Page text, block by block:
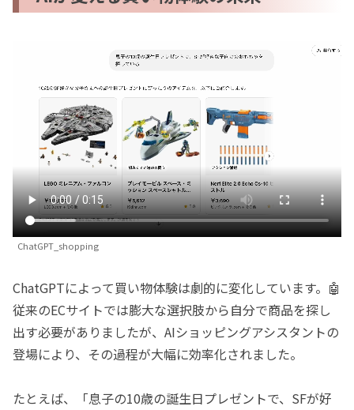
ChatGPT_shopping
ChatGPTによって買い物体験は劇的に変化しています。🤖
従来のECサイトでは膨大な選択肢から自分で商品を探し
出す必要がありましたが、AIショッピングアシスタントの
登場により、その過程が大幅に効率化されました。
たとえば、「息子の10歳の誕生日プレゼントで、SFが好